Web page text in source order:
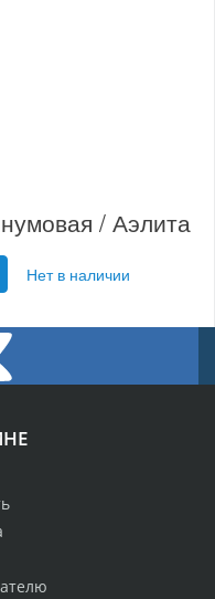
/ Аэлита
Нет в наличии